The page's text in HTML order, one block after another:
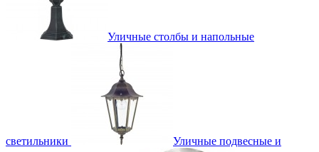
Уличные столбы и напольные
светильники Уличные подвесные и